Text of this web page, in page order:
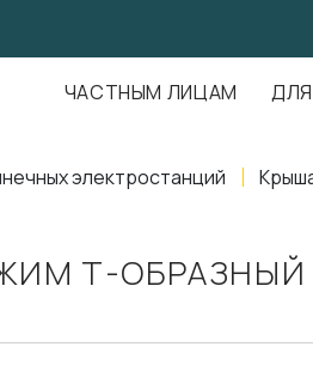
ЧАСТНЫМ ЛИЦАМ
электростанций
Т-ОБРАЗНЫЙ
ул.Амундсена, д.